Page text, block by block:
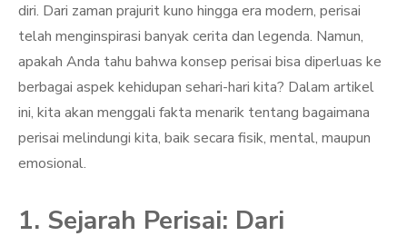
diri. Dari zaman prajurit kuno hingga era modern, perisai
telah menginspirasi banyak cerita dan legenda. Namun,
apakah Anda tahu bahwa konsep perisai bisa diperluas ke
berbagai aspek kehidupan sehari-hari kita? Dalam artikel
ini, kita akan menggali fakta menarik tentang bagaimana
perisai melindungi kita, baik secara fisik, mental, maupun
emosional.
1. Sejarah Perisai: Dari